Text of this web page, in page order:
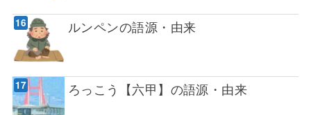
ルンペンの語源・由来
ろっこう【六甲】の語源・由来